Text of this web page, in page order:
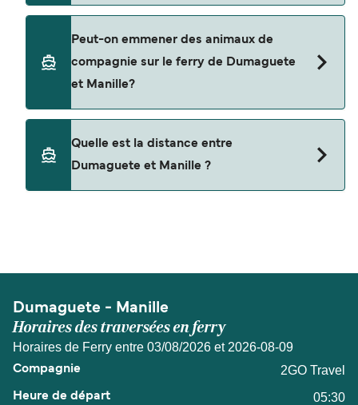
ferry entre Dumaguete et Manille.
Peut-on emmener des animaux de
compagnie sur le ferry de Dumaguete
et Manille?
pas autorisés à bord pour les traversées entre
Dumaguete et Manille.
Quelle est la distance entre
Dumaguete et Manille ?
Dumaguete - Manille
Horaires des traversées en ferry
Horaires de Ferry entre 03/08/2026 et 2026-08-09
2GO Travel
05:30